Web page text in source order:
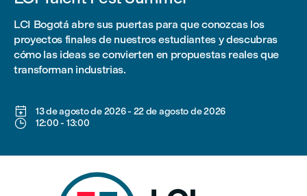
LCI Bogotá abre sus puertas para que conozcas los
proyectos finales de nuestros estudiantes y descubras
cómo las ideas se convierten en propuestas reales que
transforman industrias.
 13 de agosto de 2026- 22 de agosto de 2026
 12:00- 13:00